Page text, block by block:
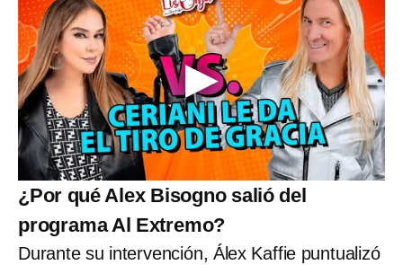
¿Por qué Alex Bisogno salió del
programa Al Extremo?
Durante su intervención, Álex Kaffie puntualizó